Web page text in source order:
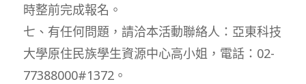
時整前完成報名。
七、有任何問題，請洽本活動聯絡人：亞東科技
大學原住民族學生資源中心高小姐，電話：02-
77388000#1372。